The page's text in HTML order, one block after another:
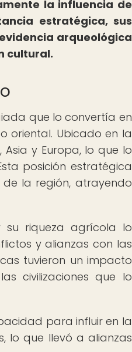
la influencia de
estratégica, sus
arqueológica
cultural.
que lo convertía en
oriental. Ubicado en la
y Europa, lo que lo
posición estratégica
la región, atrayendo
riqueza agrícola lo
y alianzas con las
tuvieron un impacto
civilizaciones que lo
para influir en la
lo que llevó a alianzas